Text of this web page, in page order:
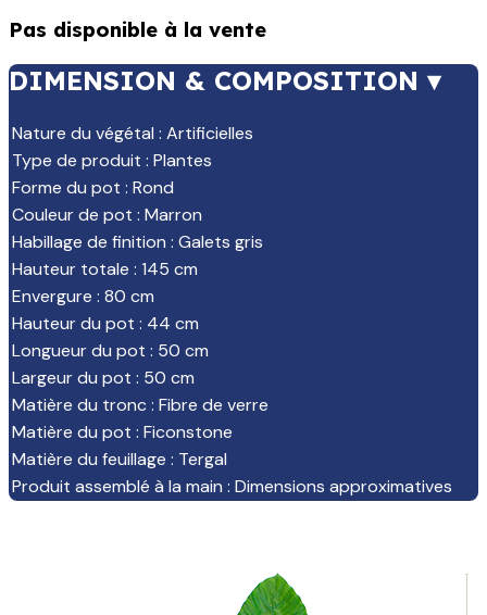
Pas disponible à la vente
DIMENSION & COMPOSITION ▾
Nature du végétal : Artificielles
Type de produit : Plantes
Forme du pot : Rond
Couleur de pot : Marron
Habillage de finition : Galets gris
Hauteur totale : 145 cm
Envergure : 80 cm
Hauteur du pot : 44 cm
Longueur du pot : 50 cm
Largeur du pot : 50 cm
Matière du tronc: Fibre de verre
Matière du pot : Ficonstone
Matière du feuillage : Tergal
Produit assemblé à la main : Dimensions approximatives